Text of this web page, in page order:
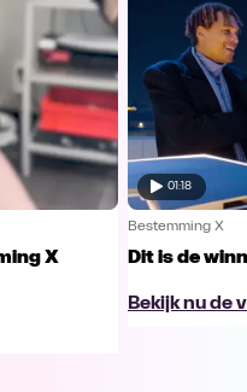
X
01:18
Bestemming X
Dit is de
Bekijk nu de